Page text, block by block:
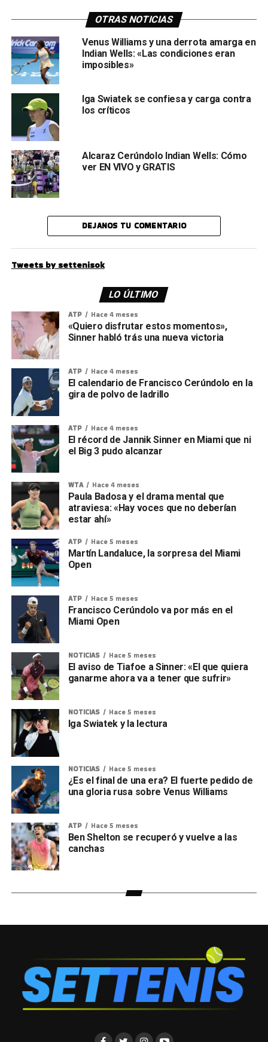
OTRAS NOTICIAS
Venus Williams y una derrota amarga en
Indian Wells: «Las condiciones eran
imposibles»
Iga Swiatek se confiesa y carga contra
los críticos
Alcaraz Cerúndolo Indian Wells: Cómo
ver EN VIVO y GRATIS
DEJANOS TU COMENTARIO
Tweets by settenisok
LO ÚLTIMO
ATP Hace 4 meses
«Quiero disfrutar estos momentos»,
Sinner habló trás una nueva victoria
ATP Hace 4 meses
El calendario de Francisco Cerúndolo en la
gira de polvo de ladrillo
ATP Hace 4 meses
El récord de Jannik Sinner en Miami que ni
el Big 3 pudo alcanzar
WTA Hace 4 meses
Paula Badosa y el drama mental que
atraviesa: «Hay voces que no deberían
estar ahí»
ATP Hace 5 meses
Martín Landaluce, la sorpresa del Miami
Open
ATP Hace 5 meses
Francisco Cerúndolo va por más en el
Miami Open
NOTICIAS Hace 5 meses
El aviso de Tiafoe a Sinner: «El que quiera
ganarme ahora va a tener que sufrir»
NOTICIAS Hace 5 meses
Iga Swiatek y la lectura
NOTICIAS Hace 5 meses
¿Es el final de una era? El fuerte pedido de
una gloria rusa sobre Venus Williams
ATP Hace 5 meses
Ben Shelton se recuperó y vuelve a las
canchas